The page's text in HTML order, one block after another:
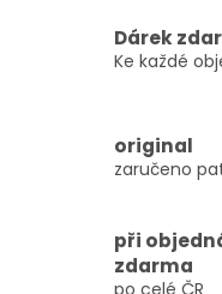
Dárek
Ke každé
original
zaručeno
při
zdarma